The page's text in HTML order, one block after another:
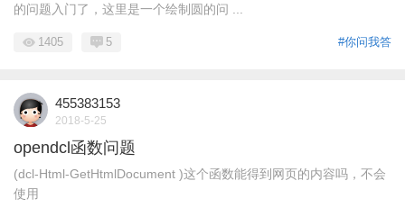
的问题入门了，这里是一个绘制圆的问 ...
#你问我答
1405 5
455383153
2018-5-25
opendcl函数问题
(dcl-Html-GetHtmlDocument )这个函数能得到网页的内容吗，不会
使用